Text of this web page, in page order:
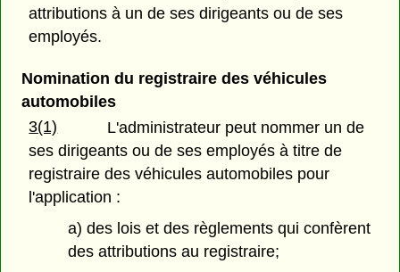
attributions à un de ses dirigeants ou de ses
employés.
Nomination du registraire des véhicules
automobiles
3(1)
L'administrateur peut nommer un de
ses dirigeants ou de ses employés à titre de
registraire des véhicules automobiles pour
l'application :
a) des lois et des règlements qui confèrent
des attributions au registraire;